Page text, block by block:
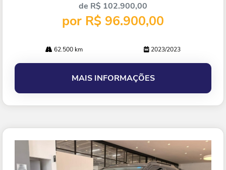
de R$ 102.900,00
por R$ 96.900,00
62.500 km 2023/2023
MAIS INFORMAÇÕES